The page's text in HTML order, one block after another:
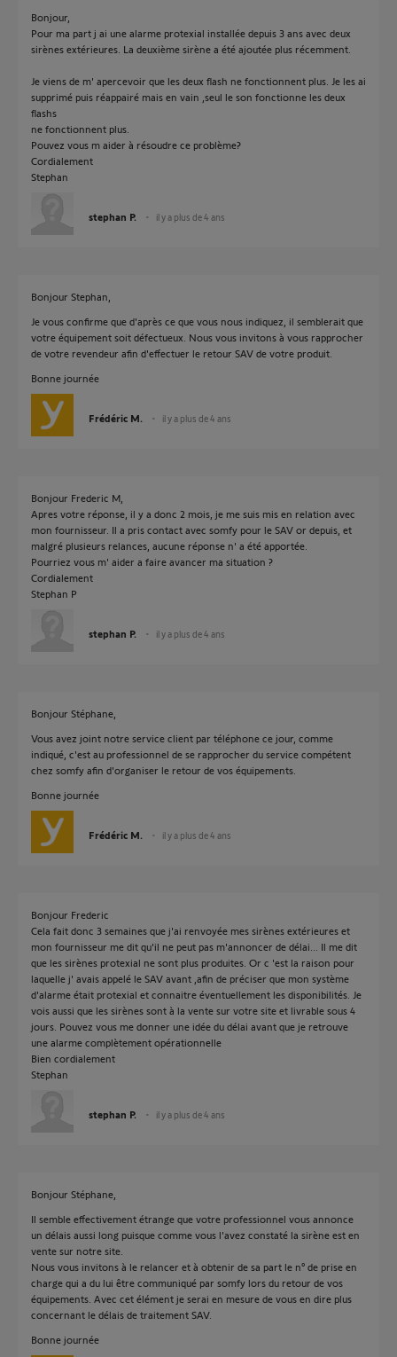
Bonjour,
Pour ma part j ai une alarme protexial installée depuis 3 ans avec deux
sirènes extérieures. La deuxième sirène a été ajoutée plus récemment.
Je viens de m' apercevoir que les deux flash ne fonctionnent plus. Je les ai
supprimé puis réappairé mais en vain ,seul le son fonctionne les deux
flashs
ne fonctionnent plus.
Pouvez vous m aider à résoudre ce problème?
Cordialement
Stephan
stephan P. il y a plus de 4 ans
Bonjour Stephan,
Je vous confirme que d'après ce que vous nous indiquez, il semblerait que
votre équipement soit défectueux. Nous vous invitons à vous rapprocher
de votre revendeur afin d'effectuer le retour SAV de votre produit.
Bonne journée
Frédéric M. il y a plus de 4 ans
Bonjour Frederic M,
Apres votre réponse, il y a donc 2 mois, je me suis mis en relation avec
mon fournisseur. Il a pris contact avec somfy pour le SAV or depuis, et
malgré plusieurs relances, aucune réponse n' a été apportée.
Pourriez vous m' aider a faire avancer ma situation ?
Cordialement
Stephan P
stephan P. il y a plus de 4 ans
Bonjour Stéphane,
Vous avez joint notre service client par téléphone ce jour, comme
indiqué, c'est au professionnel de se rapprocher du service compétent
chez somfy afin d'organiser le retour de vos équipements.
Bonne journée
Frédéric M. il y a plus de 4 ans
Bonjour Frederic
Cela fait donc 3 semaines que j'ai renvoyée mes sirènes extérieures et
mon fournisseur me dit qu'il ne peut pas m'annoncer de délai... Il me dit
que les sirènes protexial ne sont plus produites. Or c 'est la raison pour
laquelle j' avais appelé le SAV avant ,afin de préciser que mon système
d'alarme était protexial et connaitre éventuellement les disponibilités. Je
vois aussi que les sirènes sont à la vente sur votre site et livrable sous 4
jours. Pouvez vous me donner une idée du délai avant que je retrouve
une alarme complètement opérationnelle
Bien cordialement
Stephan
stephan P. il y a plus de 4 ans
Bonjour Stéphane,
Il semble effectivement étrange que votre professionnel vous annonce
un délais aussi long puisque comme vous l'avez constaté la sirène est en
vente sur notre site.
Nous vous invitons à le relancer et à obtenir de sa part le n° de prise en
charge qui a du lui être communiqué par somfy lors du retour de vos
équipements. Avec cet élément je serai en mesure de vous en dire plus
concernant le délais de traitement SAV.
Bonne journée